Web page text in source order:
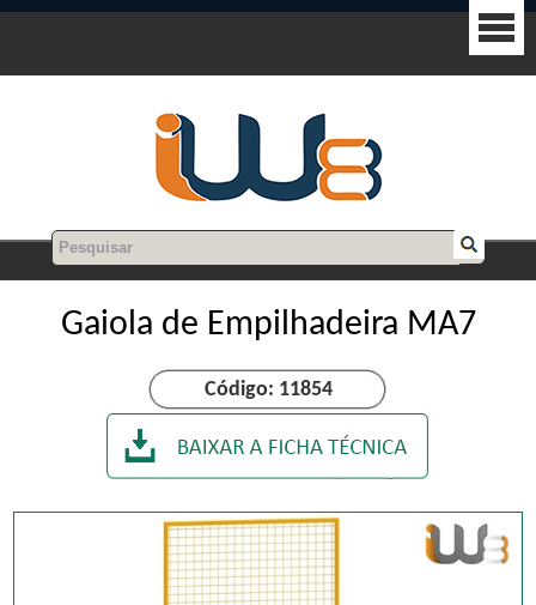
Gaiola de Empilhadeira MA7
Código: 11854